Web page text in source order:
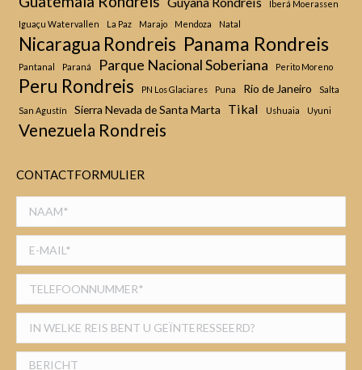
Iberá Moerassen
Iguaçu Watervallen
La Paz Marajo Mendoza Natal
Nicaragua Rondreis Panama Rondreis
Pantanal Paraná Parque Nacional Soberiana Perito Moreno
Peru Rondreis PN Los Glaciares Puna Rio de Janeiro
Salta
San Agustín
Sierra Nevada de Santa Marta Tikal Ushuaia Uyuni
Venezuela Rondreis
CONTACTFORMULIER